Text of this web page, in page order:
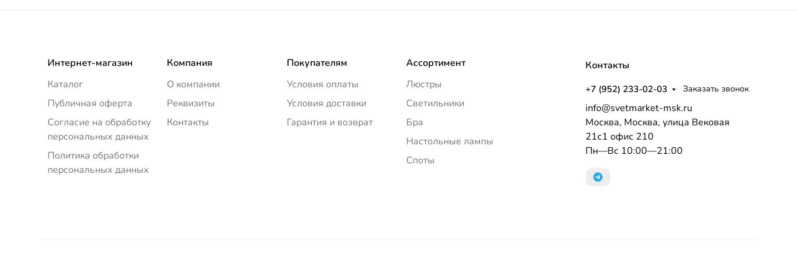
Интернет-магазин
Каталог
Публичная оферта
Согласие на обработку
персональных данных
Политика обработки
персональных данных
Компания
О компании
Реквизиты
Контакты
Покупателям
Условия оплаты
Условия доставки
Гарантия и возврат
Ассортимент
Люстры
Светильники
Бра
Настольные лампы
Споты
Контакты
+7 (952) 233-02-03 Заказать звонок
info@svetmarket-msk.ru
Москва, Москва, улица Вековая
21с1 офис 210
Пн—Вс 10:00—21:00